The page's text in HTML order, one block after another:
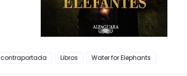
contraportada Libros Water for Elephants